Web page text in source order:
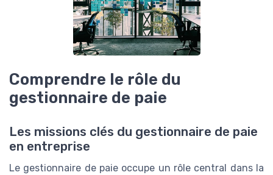
Comprendre le rôle du
gestionnaire de paie
Les missions clés du gestionnaire de paie
en entreprise
Le gestionnaire de paie occupe un rôle central dans la